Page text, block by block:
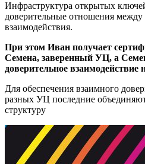
Инфраструктура открытых
доверительные отношения между
взаимодействия.
При этом Иван получает
Семена, заверенный УЦ, а
доверительное взаимодействие
Для обеспечения взаимного
разных УЦ последние
структуру